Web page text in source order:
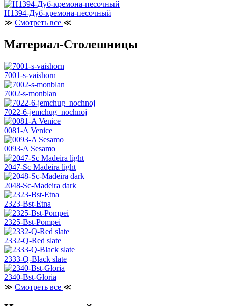
H1394-Дуб-кремона-песочный
≫ Смотреть все ≪
Материал-Столешницы
7001-s-vaishorn
7002-s-monblan
7022-6-jemchug_nochnoj
0081-A Venice
0093-A Sesamo
2047-Sc Madeira light
2048-Sc-Madeira dark
2323-Bst-Etna
2325-Bst-Pompei
2332-Q-Red slate
2333-Q-Black slate
2340-Bst-Gloria
≫ Смотреть все ≪